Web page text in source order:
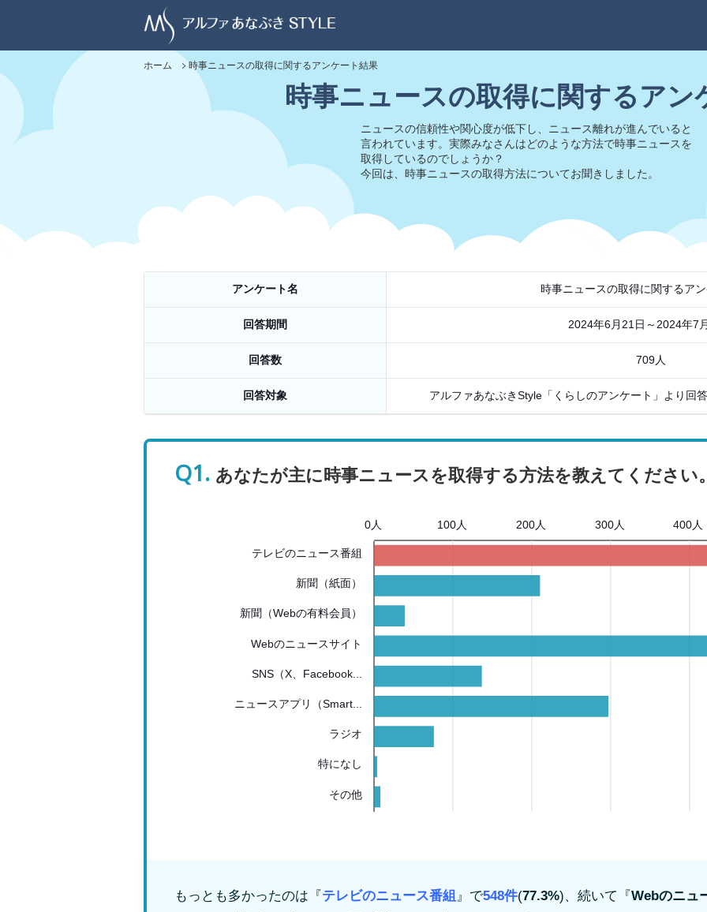
ホーム 時事ニュースの取得に関するアンケート結果
時事ニュースの取得に関するアン
ニュースの信頼性や関心度が低下し、ニュース離れが進んでいると
言われています。実際みなさんはどのような方法で時事ニュースを
取得しているのでしょうか？
今回は、時事ニュースの取得方法についてお聞きしました。
アンケート名 時事ニュースの取得に関するア
回答期間 2024年6月21日～2024年7
回答数 709人
回答対象 アルファあなぶきStyle「くらしのアンケート」より回
Q1. あなたが主に時事ニュースを取得する方法を教えてください
テレビのニュース番組
新聞（紙面）
新聞（Webの有料会員）
Webのニュースサイト
SNS（X、Facebook...
ニュースアプリ（Smart...
ラジオ
特になし
その他
400人
300人
200人
100人
0人
もっとも多かったのは『テレビのニュース番組 』で548件(77.3%)、続いて『Webのニュ